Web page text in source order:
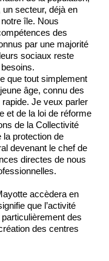
un secteur, déjà en
île. Nous
des
par une majorité
sociaux reste
que tout simplement
âge, connu des
Je veux parler
et de la loi de réforme
de la Collectivité
la protection de
devenant le chef de
directes de nous
accèdera en
que l’activité
des
des centres